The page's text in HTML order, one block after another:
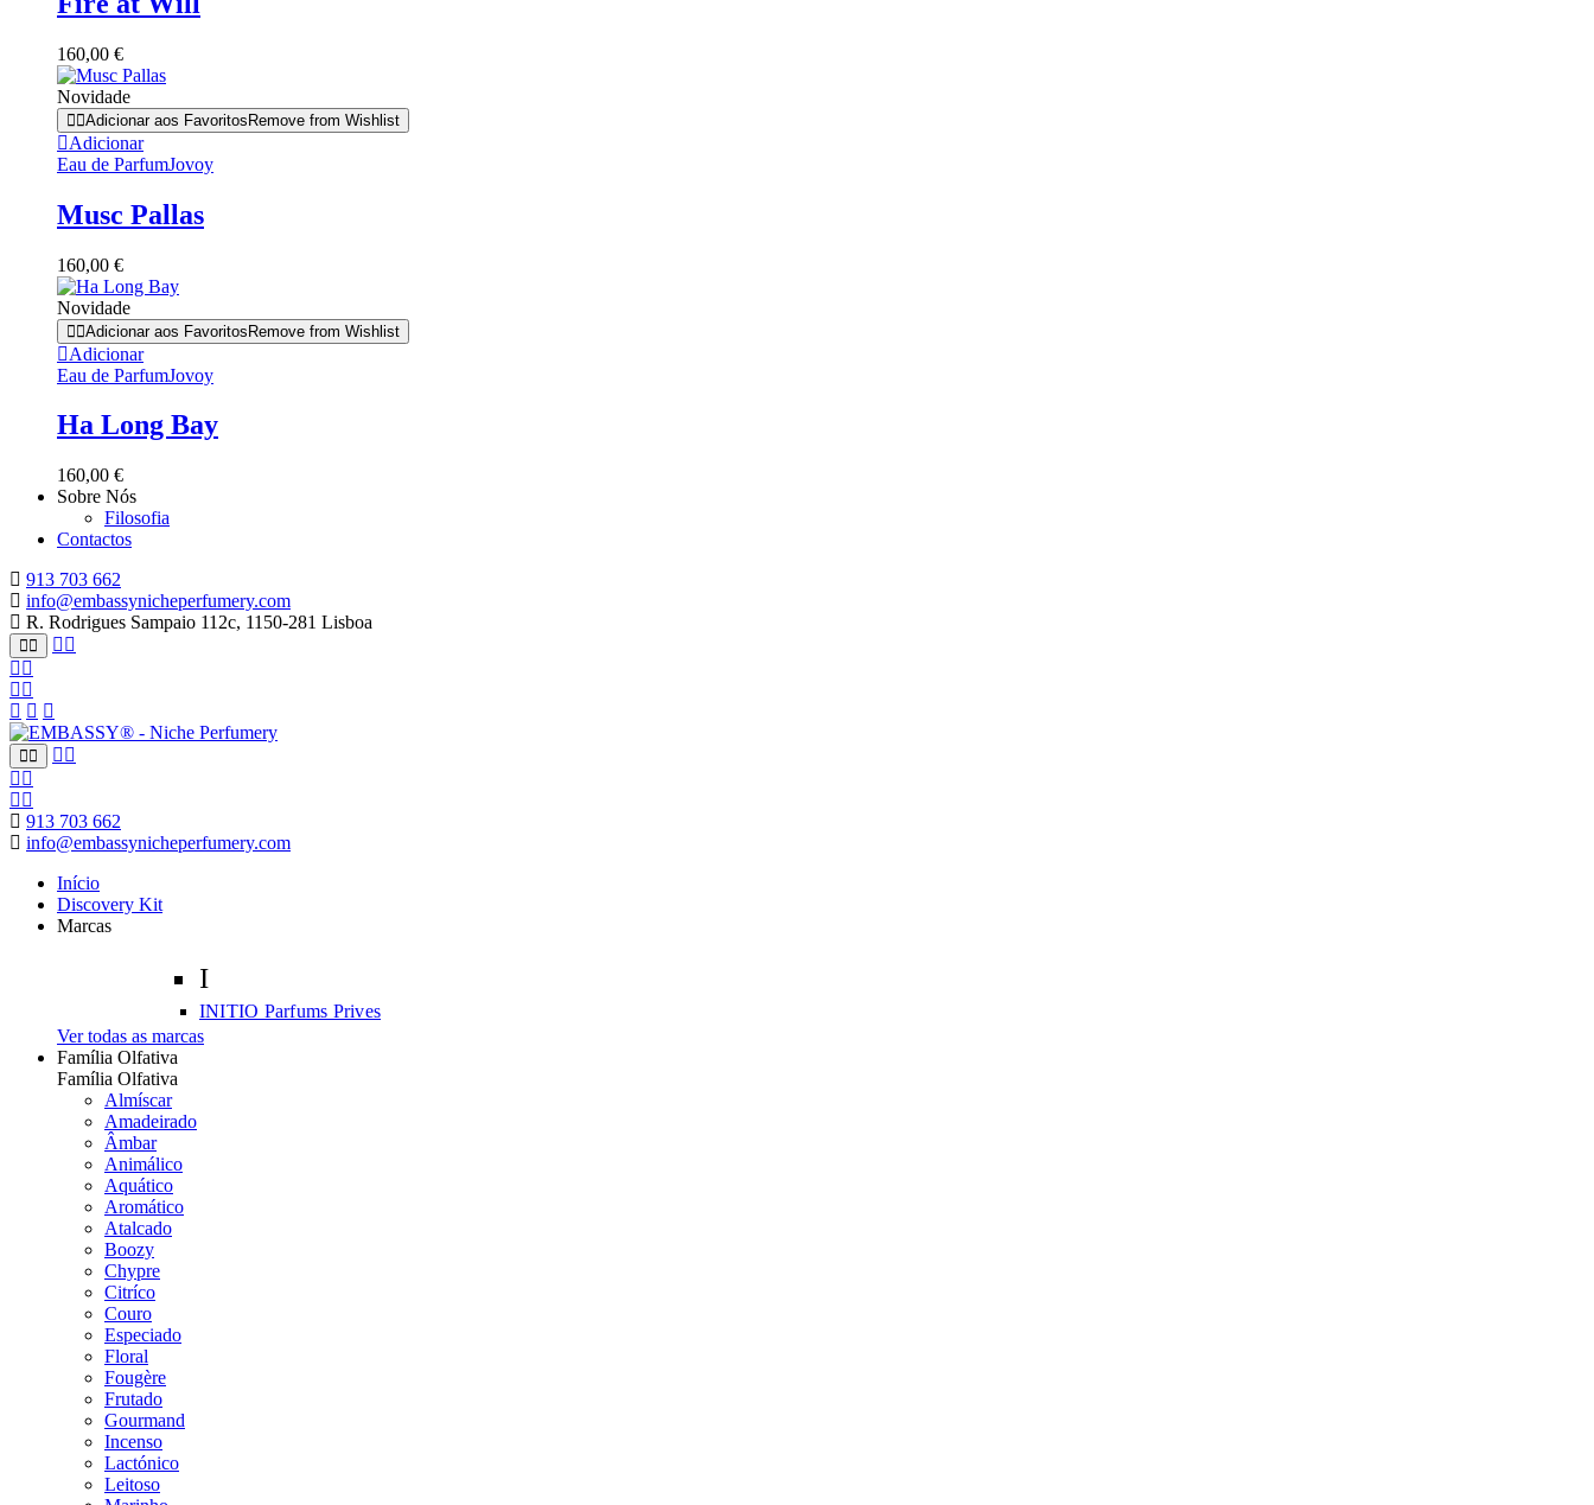
160,00 €
Novidade
Adicionar aos FavoritosRemove from Wishlist
Adicionar
Eau de ParfumJovoy
Musc Pallas
160,00 €
Novidade
Adicionar aos FavoritosRemove from Wishlist
Adicionar
Eau de ParfumJovoy
Ha Long Bay
160,00 €
Sobre Nós
Filosofia
Contactos
913 703 662
info@embassynicheperfumery.com
R. Rodrigues Sampaio 112c, 1150-281 Lisboa
913 703 662
info@embassynicheperfumery.com
Início
Discovery Kit
Marcas
I
INITIO Parfums Prives
Ver todas as marcas
Família Olfativa
Família Olfativa
Almíscar
Amadeirado
Âmbar
Animálico
Aquático
Aromático
Atalcado
Boozy
Chypre
Citríco
Couro
Especiado
Floral
Fougère
Frutado
Gourmand
Incenso
Lactónico
Leitoso